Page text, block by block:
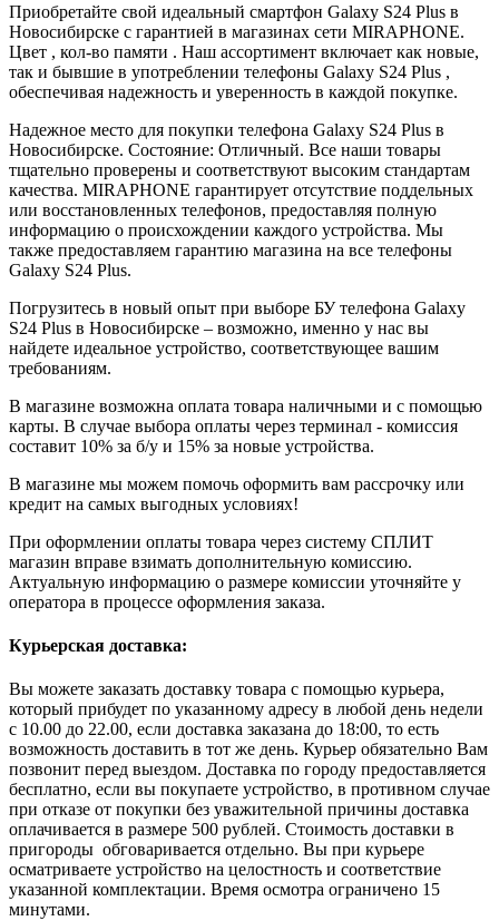
Приобретайте свой идеальный смартфон Galaxy S24 Plus в
Новосибирске с гарантией в магазинах сети MIRAPHONE.
Цвет , кол-во памяти . Наш ассортимент включает как новые,
так и бывшие в употреблении телефоны Galaxy S24 Plus ,
обеспечивая надежность и уверенность в каждой покупке.
Надежное место для покупки телефона Galaxy S24 Plus в
Новосибирске. Состояние: Отличный. Все наши товары
тщательно проверены и соответствуют высоким стандартам
качества. MIRAPHONE гарантирует отсутствие поддельных
или восстановленных телефонов, предоставляя полную
информацию о происхождении каждого устройства. Мы
также предоставляем гарантию магазина на все телефоны
Galaxy S24 Plus.
Погрузитесь в новый опыт при выборе БУ телефона Galaxy
S24 Plus в Новосибирске – возможно, именно у нас вы
найдете идеальное устройство, соответствующее вашим
требованиям.
В магазине возможна оплата товара наличными и с помощью
карты. В случае выбора оплаты через терминал - комиссия
составит 10% за б/у и 15% за новые устройства.
В магазине мы можем помочь оформить вам рассрочку или
кредит на самых выгодных условиях!
При оформлении оплаты товара через систему СПЛИТ
магазин вправе взимать дополнительную комиссию.
Актуальную информацию о размере комиссии уточняйте у
оператора в процессе оформления заказа.
Курьерская доставка:
Вы можете заказать доставку товара с помощью курьера,
который прибудет по указанному адресу в любой день недели
с 10.00 до 22.00, если доставка заказана до 18:00, то есть
возможность доставить в тот же день. Курьер обязательно Вам
позвонит перед выездом. Доставка по городу предоставляется
бесплатно, если вы покупаете устройство, в противном случае
при отказе от покупки без уважительной причины доставка
оплачивается в размере 500 рублей. Стоимость доставки в
пригороды обговаривается отдельно. Вы при курьере
осматриваете устройство на целостность и соответствие
указанной комплектации. Время осмотра ограничено 15
минутами.